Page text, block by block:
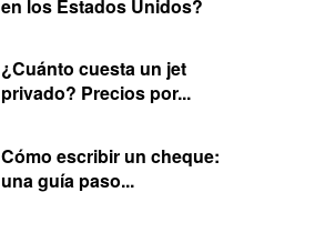
en los Estados Unidos?
¿Cuánto cuesta un jet
privado? Precios por...
Cómo escribir un cheque:
una guía paso...